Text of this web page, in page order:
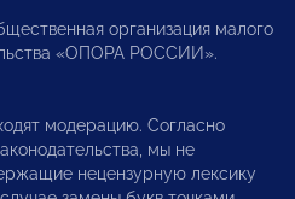
организация малого
«ОПОРА РОССИИ».
модерацию. Согласно
мы не
нецензурную лексику